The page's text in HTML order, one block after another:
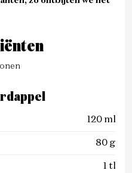
120 ml
80 g
1 tl